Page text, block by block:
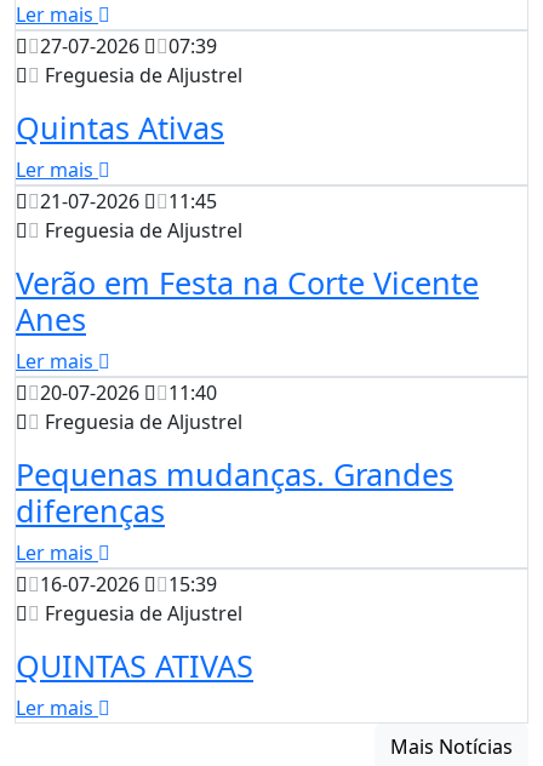
Ler mais
27-07-2026
07:39
Freguesia de Aljustrel
Quintas Ativas
Ler mais
21-07-2026
11:45
Freguesia de Aljustrel
Verão em Festa na Corte Vicente
Anes
Ler mais
20-07-2026
11:40
Freguesia de Aljustrel
Pequenas mudanças. Grandes
diferenças
Ler mais
16-07-2026
15:39
Freguesia de Aljustrel
QUINTAS ATIVAS
Ler mais
Mais Notícias